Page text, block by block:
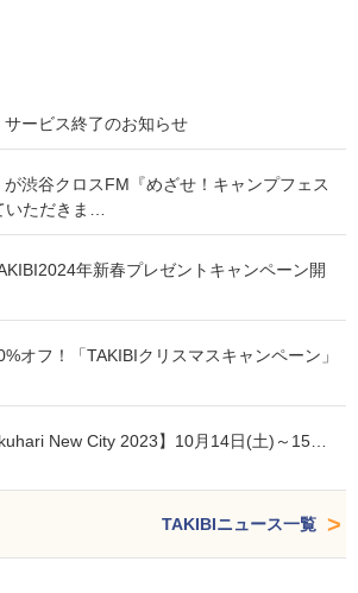
サービス終了のお知らせ
渋谷クロスFM『めざせ！キャンプフェス
いただきま…
年新春プレゼントキャンペーン開
オフ！「TAKIBIクリスマスキャンペーン」
New City 2023】10月14日(土)～15…
TAKIBIニュース一覧